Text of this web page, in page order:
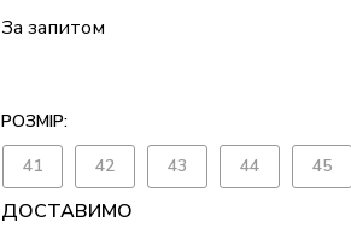
За запитом
РОЗМІР:
41 42 43 44 45
ДОСТАВИМО